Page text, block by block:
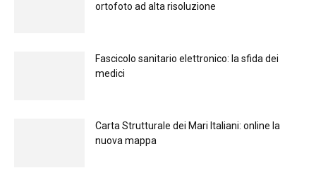
ortofoto ad alta risoluzione
Fascicolo sanitario elettronico: la sfida dei
medici
Carta Strutturale dei Mari Italiani: online la
nuova mappa